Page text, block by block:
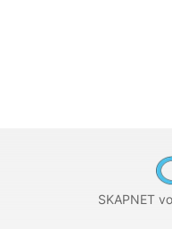
SKAPNET